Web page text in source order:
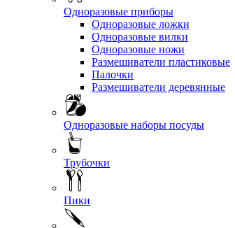
Одноразовые приборы
Одноразовые ложки
Одноразовые вилки
Одноразовые ножи
Размешиватели пластиковые
Палочки
Размешиватели деревянные
Одноразовые наборы посуды
Трубочки
Пики